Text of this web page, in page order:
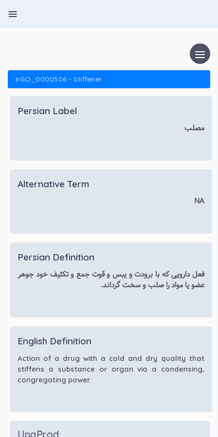
IrGO_0000506 - Stiffener
Persian Label
مصلب
Alternative Term
NA
Persian Definition
فعل دارویی که با برودت و یبس و قوت جمع و تکثیف خود جوهر
عضو یا مواد را صلب و سخت گرداند.
English Definition
Action of a drug with a cold and dry quality that
stiffens a substance or organ via a condensing,
congregating power.
UnaProd